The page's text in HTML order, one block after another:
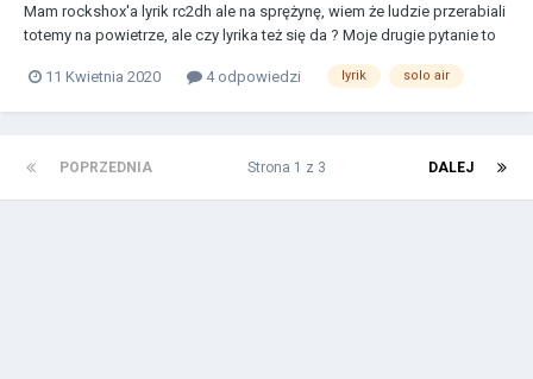
Mam rockshox'a lyrik rc2dh ale na sprężynę, wiem że ludzie przerabiali
totemy na powietrze, ale czy lyrika też się da ? Moje drugie pytanie to
ciężko dostać taki tłok z tamtej epoki ;/
11 Kwietnia 2020 4 odpowiedzi lyrik solo air
POPRZEDNIA DALEJ
Strona 1 z 3